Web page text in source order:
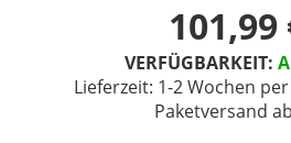
VERFÜGBARKEIT:
Lieferzeit: 1-2 Wochen
Paketversand
101,99